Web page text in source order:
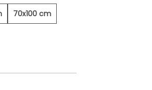
70x100 cm